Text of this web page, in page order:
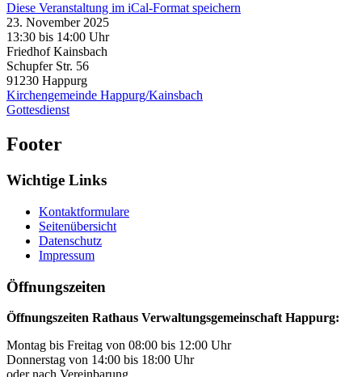
Diese Veranstaltung im iCal-Format speichern
23. November 2025
13:30 bis 14:00 Uhr
Friedhof Kainsbach
Schupfer Str. 56
91230 Happurg
Kirchengemeinde Happurg/Kainsbach
Gottesdienst
Footer
Wichtige Links
Kontaktformulare
Seitenübersicht
Datenschutz
Impressum
Öffnungszeiten
Öffnungszeiten Rathaus Verwaltungsgemeinschaft Happurg:
Montag bis Freitag von 08:00 bis 12:00 Uhr
Donnerstag von 14:00 bis 18:00 Uhr